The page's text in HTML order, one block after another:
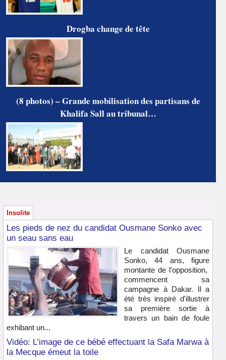
Drogba change de tête
(8 photos) – Grande mobilisation des partisans de
Khalifa Sall au tribunal…
Insolite
Les pieds de nez du candidat Ousmane Sonko avec
un seau sans eau
Le candidat Ousmane
Sonko, 44 ans, figure
montante de l'opposition,
commencent sa
campagne à Dakar. Il a
été très inspiré d'illustrer
sa première sortie à
travers un bain de foule
exhibant un...
Vidéo: L’image de ce bébé effectuant la Safa Marwa à
la Mecque émeut la toile